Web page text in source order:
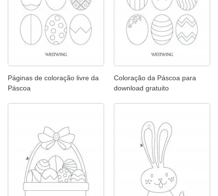
Páginas de coloração livre da
Páscoa
Coloração da Páscoa para
download gratuito